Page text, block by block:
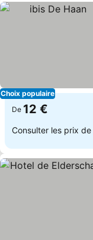
Choix populaire
De 12 €
Consulter les prix de